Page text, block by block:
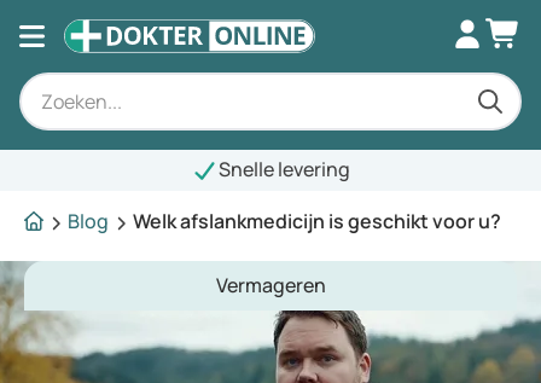
Snelle levering
Blog
Welk afslankmedicijn is geschikt voor u?
Vermageren